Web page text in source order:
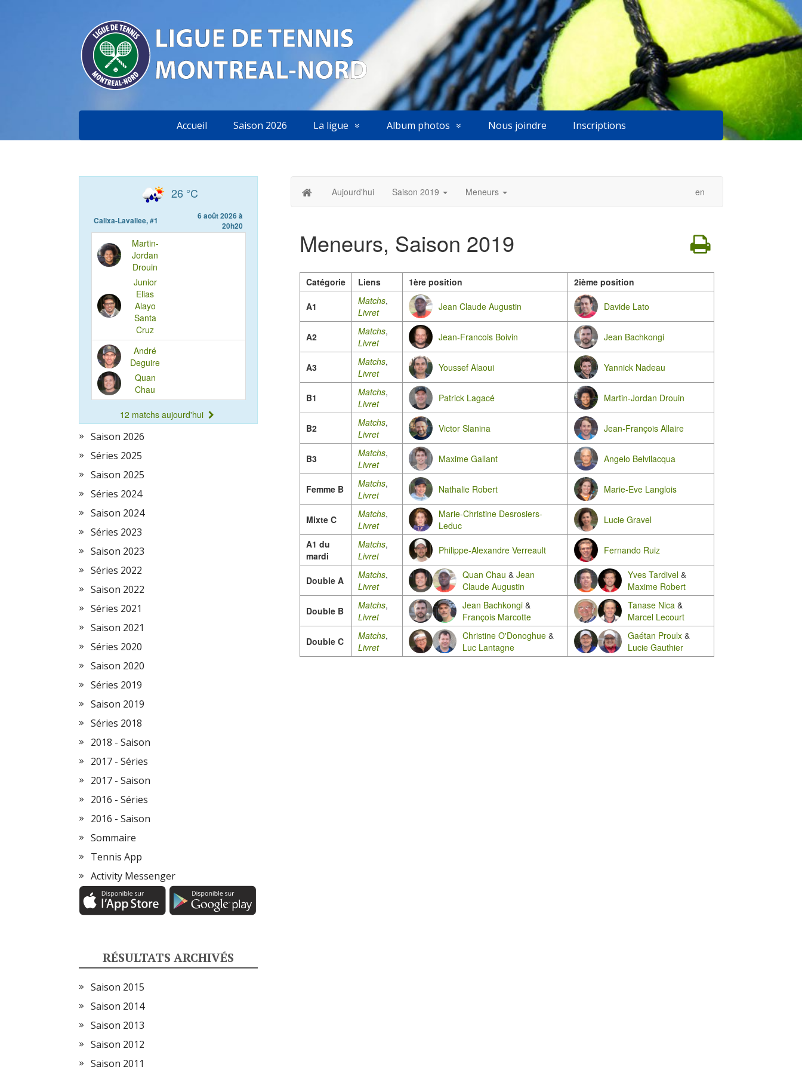
Accueil Saison 2026 La ligue Album photos Nous joindre Inscriptions
Saison 2026
Séries 2025
Saison 2025
Séries 2024
Saison 2024
Séries 2023
Saison 2023
Séries 2022
Saison 2022
Séries 2021
Saison 2021
Séries 2020
Saison 2020
Séries 2019
Saison 2019
Séries 2018
2018 - Saison
2017 - Séries
2017 - Saison
2016 - Séries
2016 - Saison
Sommaire
Tennis App
Activity Messenger
RÉSULTATS ARCHIVÉS
Saison 2015
Saison 2014
Saison 2013
Saison 2012
Saison 2011